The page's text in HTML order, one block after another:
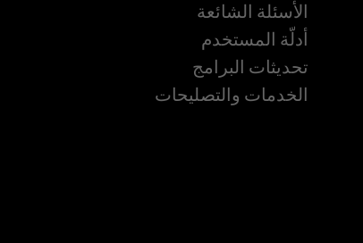
الأسئلة الشائعة
أدلّة المستخدم
تحديثات البرامج
الخدمات والتصليحات